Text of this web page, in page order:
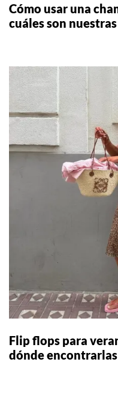
Cómo usar una
cuáles son
Flip flops para
dónde encontrarlas